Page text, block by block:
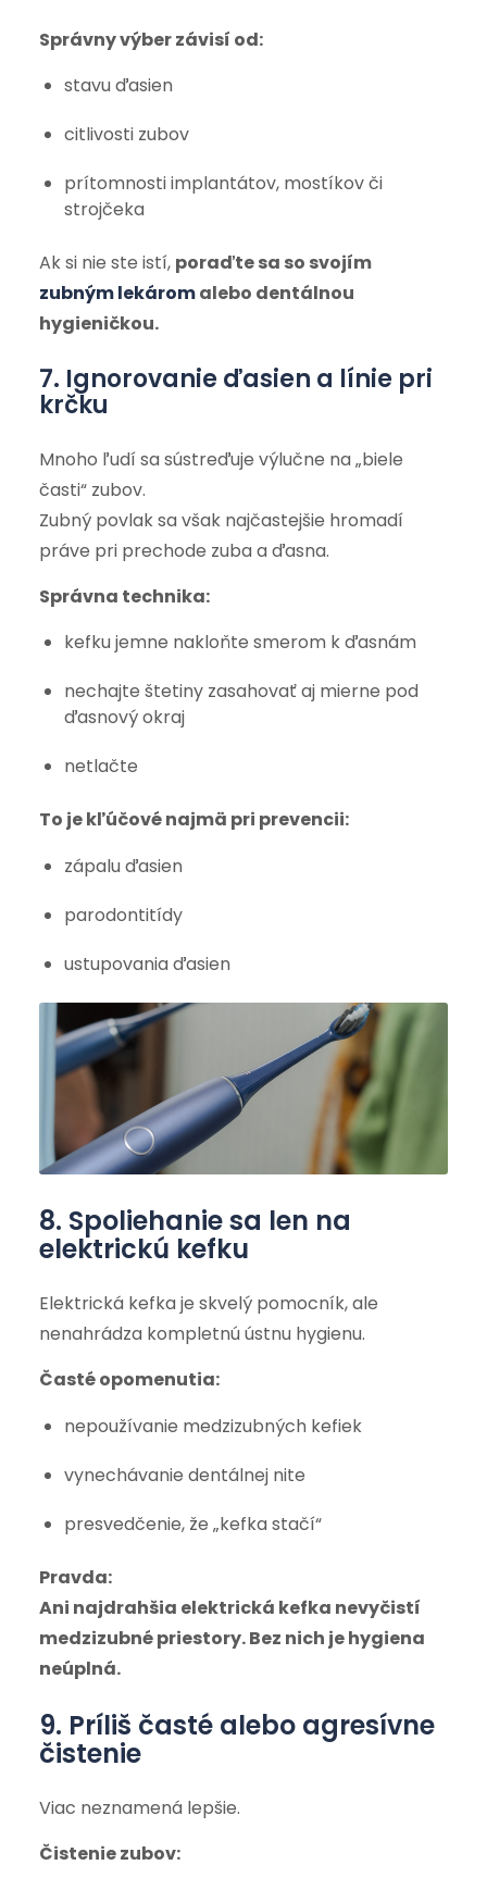
Správny výber závisí od:
stavu ďasien
citlivosti zubov
prítomnosti implantátov, mostíkov či
strojčeka
Ak si nie ste istí, poraďte sa so svojím
zubným lekáromalebo dentálnou
hygieničkou.
7. Ignorovanie ďasien a línie pri
krčku
Mnoho ľudí sa sústreďuje výlučne na „biele
časti“ zubov.
Zubný povlak sa však najčastejšie hromadí
práve pri prechode zuba a ďasna.
Správna technika:
kefku jemne nakloňte smerom k ďasnám
nechajte štetiny zasahovať aj mierne pod
ďasnový okraj
netlačte
To je kľúčové najmä pri prevencii:
zápalu ďasien
parodontitídy
ustupovania ďasien
8. Spoliehanie sa len na
elektrickú kefku
Elektrická kefka je skvelý pomocník, ale
nenahrádza kompletnú ústnu hygienu.
Časté opomenutia:
nepoužívanie medzizubných kefiek
vynechávanie dentálnej nite
presvedčenie, že „kefka stačí“
Pravda:
Ani najdrahšia elektrická kefka nevyčistí
medzizubné priestory. Bez nich je hygiena
neúplná.
9. Príliš časté alebo agresívne
čistenie
Viac neznamená lepšie.
Čistenie zubov: